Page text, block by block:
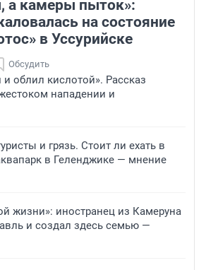
а камеры пыток»:
на состояние
в Уссурийске
Обсудить
и облил кислотой». Рассказ
нападении и
и грязь. Стоит ли ехать в
в Геленджике — мнение
жизни»: иностранец из Камеруна
и создал здесь семью —